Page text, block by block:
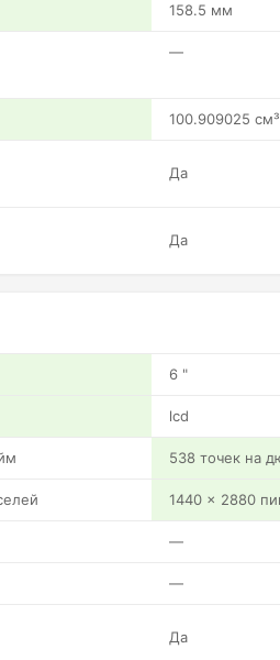
158.5 мм
—
100.909025 см³
Да
Да
6 "
lcd
538 точек на
1440 x 2880
—
—
Да